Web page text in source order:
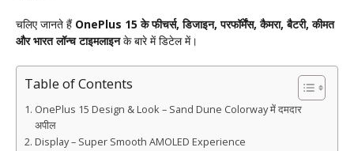
चलिए जानते हैं OnePlus 15 के फीचर्स, डिजाइन, परफॉर्मेंस, कैमरा, बैटरी, कीमत
और भारत लॉन्च टाइमलाइनके बारे में डिटेल में।
Table of Contents
OnePlus 15 Design & Look – Sand Dune Colorway में दमदार
अपील
Display – Super Smooth AMOLED Experience